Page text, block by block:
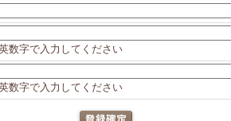
数字で入力してください
数字で入力してください